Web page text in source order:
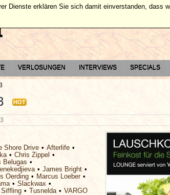
VERLOSUNGEN INTERVIEWS SPECIALS
HOT
Shore Drive
Afterlife
Chris Zippel
Belugas
James Bright
Oerding
Marcus Loeber
Slackwax
Tusnelda
VARGO
Dienste erklären Sie sich damit einverstanden, dass